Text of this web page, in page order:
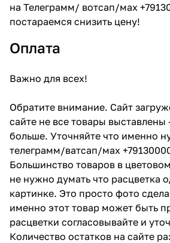
на Телеграмм/ вотсап/мах
постараемся снизить цену!
Оплата
Важно для всех!
Обратите внимание. Сайт
сайте не все товары выставлены
больше. Уточняйте что именно
телеграмм/ватсап/мах
Большинство товаров в
не нужно думать что расцветка
картинке. Это просто фото
именно этот товар может быть
расцветки согласовывайте и
Количество остатков на сайте